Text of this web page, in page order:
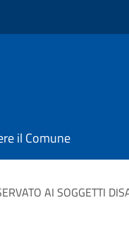
il Comune
AI SOGGETTI